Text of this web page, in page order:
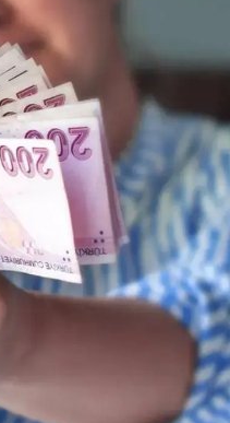
Konya
Kütahya
Malatya
Manisa
Kahramanmaraş